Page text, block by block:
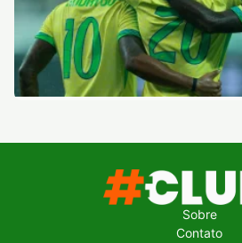
Sobre
Contato